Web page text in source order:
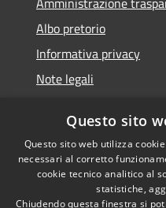
Albo pretorio
Informativa privacy
Note legali
Piano di miglioramento
Questo sito
Questo sito web utilizza
necessari al corretto
cookie tecnico analitico al
statistiche,
Chiudendo questa finestra si